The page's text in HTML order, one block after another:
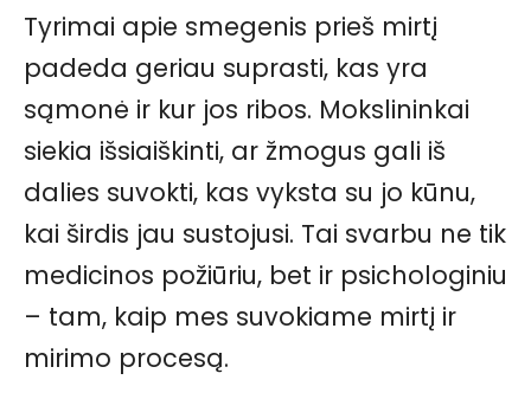
Tyrimai apie smegenis prieš mirtį
padeda geriau suprasti, kas yra
sąmonė ir kur jos ribos. Mokslininkai
siekia išsiaiškinti, ar žmogus gali iš
dalies suvokti, kas vyksta su jo kūnu,
kai širdis jau sustojusi. Tai svarbu ne tik
medicinos požiūriu, bet ir psichologiniu
– tam, kaip mes suvokiame mirtį ir
mirimo procesą.